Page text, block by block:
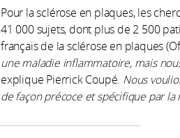
Pour la sclérose en plaques, les
41 000 sujets, dont plus de 2 500
français de la sclérose en plaques
une maladie inflammatoire, mais
explique Pierrick Coupé. Nous
de façon précoce et spécifique par la